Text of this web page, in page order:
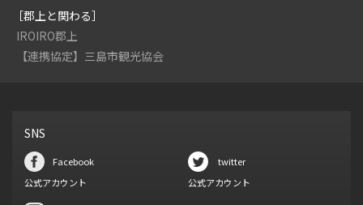
［郡上と関わる］
IROIRO郡上
【連携協定】三島市観光協会
SNS
Facebook
公式アカウント
twitter
公式アカウント